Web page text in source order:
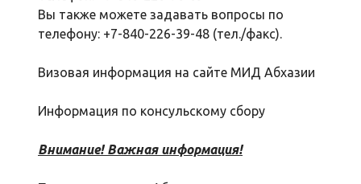
Вы также можете задавать вопросы по
телефону: +7-840-226-39-48 (тел./факс).
Визовая информация на сайте МИД Абхазии
Информация по консульскому сбору
Внимание! Важная информация!